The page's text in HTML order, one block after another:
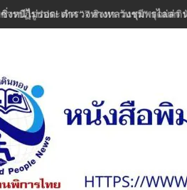
งหนีไม่รอด! ตำรวจทางหลวงชุมพรไล่ล่า